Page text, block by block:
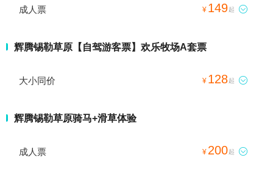
成人票 ¥ 149起 
辉腾锡勒草原【自驾游客票】欢乐牧场A套票
大小同价 ¥ 128起 
辉腾锡勒草原骑马+滑草体验
成人票 ¥ 200起 